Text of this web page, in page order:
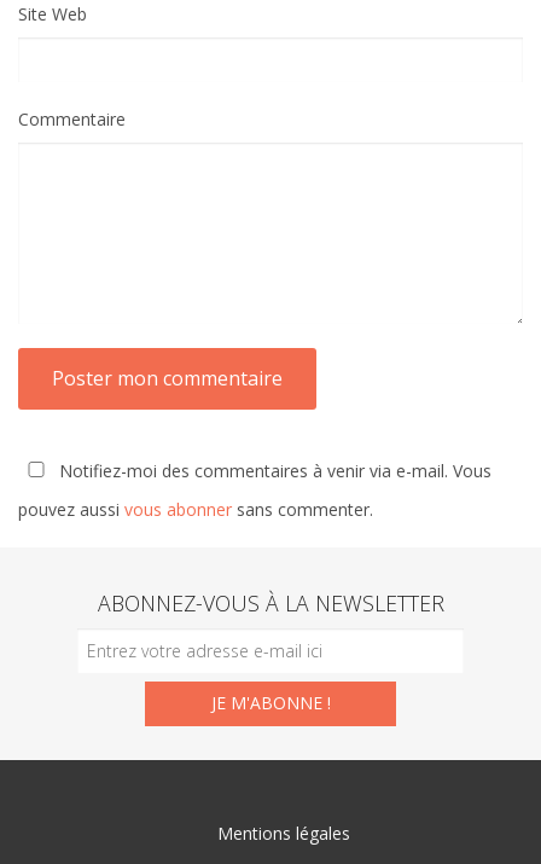
Site Web
Commentaire
Notifiez-moi des commentaires à venir via e-mail. Vous
pouvez aussi vous abonner sans commenter.
ABONNEZ-VOUS À LA NEWSLETTER
Mentions légales